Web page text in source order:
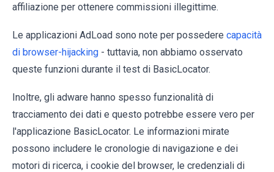
affiliazione per ottenere commissioni illegittime.
Le applicazioni AdLoad sono note per possedere capacità
di browser-hijacking - tuttavia, non abbiamo osservato
queste funzioni durante il test di BasicLocator.
Inoltre, gli adware hanno spesso funzionalità di
tracciamento dei dati e questo potrebbe essere vero per
l'applicazione BasicLocator. Le informazioni mirate
possono includere le cronologie di navigazione e dei
motori di ricerca, i cookie del browser, le credenziali di